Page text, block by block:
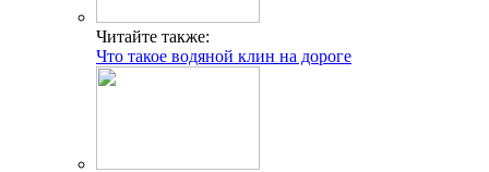
Читайте также:
Что такое водяной клин на дороге